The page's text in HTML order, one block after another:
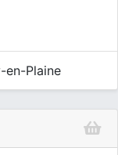
en-Plaine